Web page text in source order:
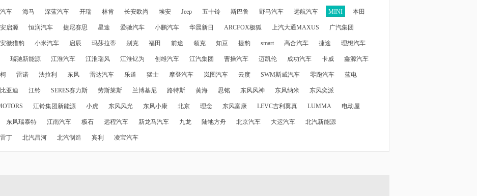
车 海马 深蓝汽车 开瑞 林肯 长安欧尚 埃安 Jeep 五十铃 斯巴鲁 野马汽车 远航汽车 MINI 本田
启源 恒润汽车 捷尼赛思 星途 爱驰汽车 小鹏汽车 华晨新日 ARCFOX极狐 上汽大通MAXUS 广汽集团
安徽猎豹 小米汽车 启辰 玛莎拉蒂 别克 福田 前途 领克 知豆 捷豹 smart 高合汽车 捷途 理想汽车
瑞驰新能源 江淮汽车 江淮瑞风 江淮钇为 创维汽车 江汽集团 曹操汽车 迈凯伦 成功汽车 卡威 鑫源汽车
雷诺 法拉利 东风 雷达汽车 乐道 猛士 摩登汽车 岚图汽车 云度 SWM斯威汽车 零跑汽车 蓝电
比亚迪 江铃 SERES赛力斯 劳斯莱斯 兰博基尼 路特斯 黄海 思铭 东风风神 东风纳米 东风奕派
江铃集团新能源 小虎 东风风光 东风小康 北京 理念 东风富康 LEVC吉利翼真 LUMMA 电动屋
东风瑞泰特 江南汽车 极石 远程汽车 新龙马汽车 九龙 陆地方舟 北京汽车 大运汽车 北汽新能源
雷丁 北汽昌河 北汽制造 宾利 凌宝汽车